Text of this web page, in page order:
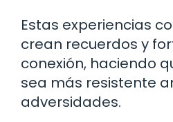
Estas experiencias
crean recuerdos y
conexión, haciendo
sea más resistente
adversidades.